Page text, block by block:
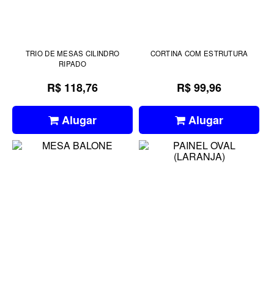
TRIO DE MESAS CILINDRO
RIPADO
R$ 118,76
Alugar
CORTINA COM ESTRUTURA
R$ 99,96
Alugar